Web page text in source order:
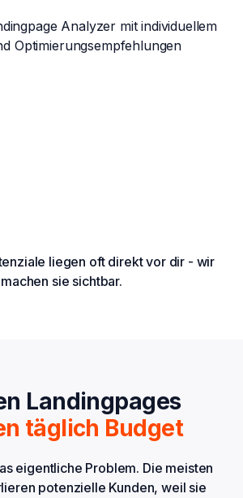
liegen oft direkt vor dir - wir
machen sie sichtbar.
Landingpages
täglich Budget
eigentliche Problem. Die meisten
potenzielle Kunden, weil sie